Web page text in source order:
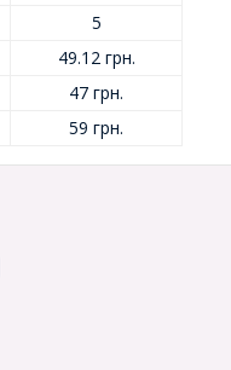
5
49.12 грн.
47 грн.
59 грн.